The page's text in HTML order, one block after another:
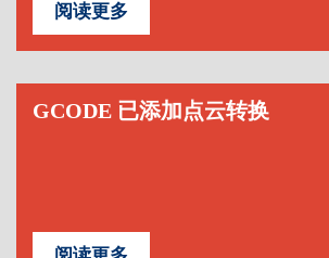
阅读更多
GCODE 已添加点云转换